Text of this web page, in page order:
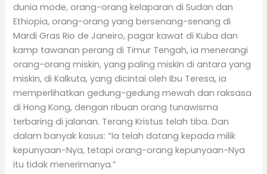
dunia mode, orang-orang kelaparan di Sudan dan
Ethiopia, orang-orang yang bersenang-senang di
Mardi Gras Rio de Janeiro, pagar kawat di Kuba dan
kamp tawanan perang di Timur Tengah, ia menerangi
orang-orang miskin, yang paling miskin di antara yang
miskin, di Kalkuta, yang dicintai oleh Ibu Teresa, ia
memperlihatkan gedung-gedung mewah dan raksasa
di Hong Kong, dengan ribuan orang tunawisma
terbaring di jalanan. Terang Kristus telah tiba. Dan
dalam banyak kasus: “Ia telah datang kepada milik
kepunyaan-Nya, tetapi orang-orang kepunyaan-Nya
itu tidak menerimanya.”